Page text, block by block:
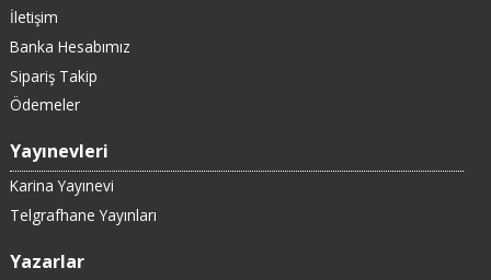
İletişim
Banka Hesabımız
Sipariş Takip
Ödemeler
Yayınevleri
Karina Yayınevi
Telgrafhane Yayınları
Yazarlar